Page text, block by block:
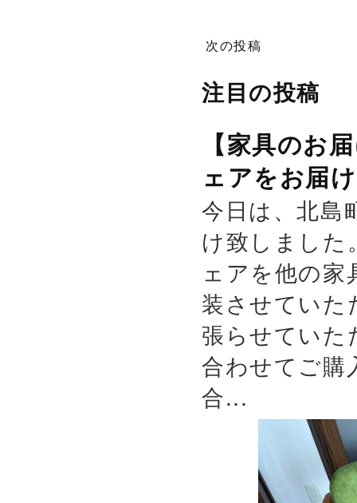
次の投稿
注目の投稿
【家具のお
ェアをお届
今日は、北島
け致しまし
ェアを他の
装させていた
張らせていた
合わせてご購
合...